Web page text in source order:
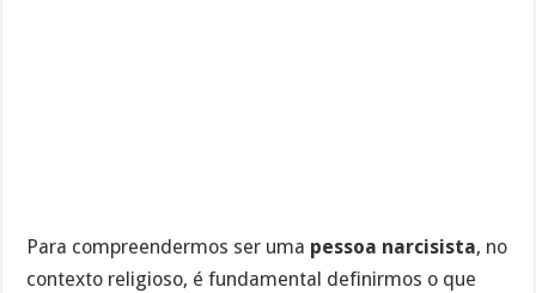
Para compreendermos ser uma pessoa narcisista, no
contexto religioso, é fundamental definirmos o que